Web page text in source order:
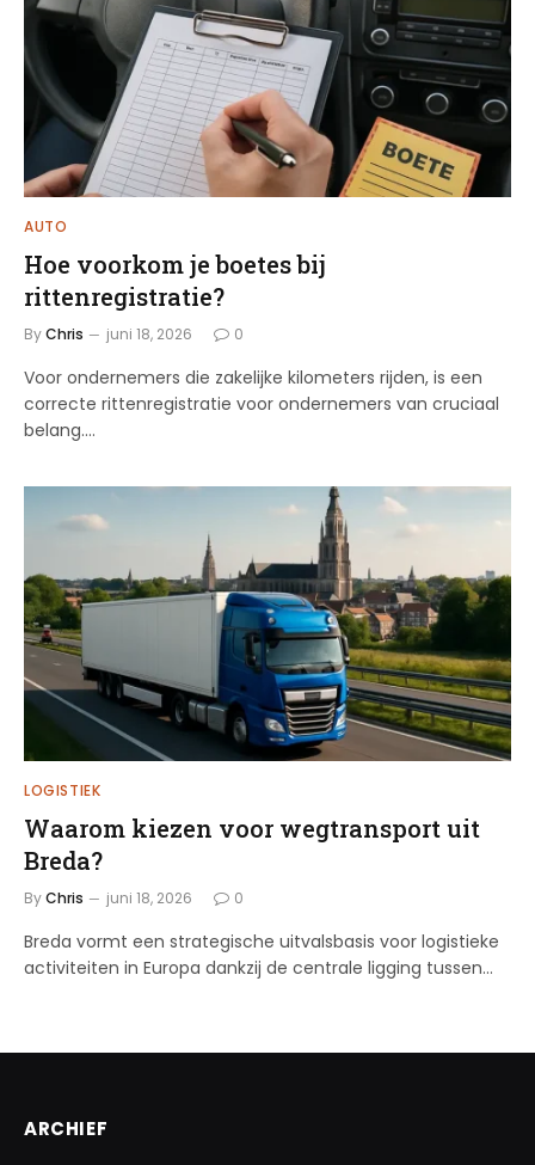
AUTO
Hoe voorkom je boetes bij
rittenregistratie?
ByChris juni 18, 2026 0
Voor ondernemers die zakelijke kilometers rijden, is een
correcte rittenregistratie voor ondernemers van cruciaal
belang.…
LOGISTIEK
Waarom kiezen voor wegtransport uit
Breda?
ByChris juni 18, 2026 0
Breda vormt een strategische uitvalsbasis voor logistieke
activiteiten in Europa dankzij de centrale ligging tussen…
ARCHIEF